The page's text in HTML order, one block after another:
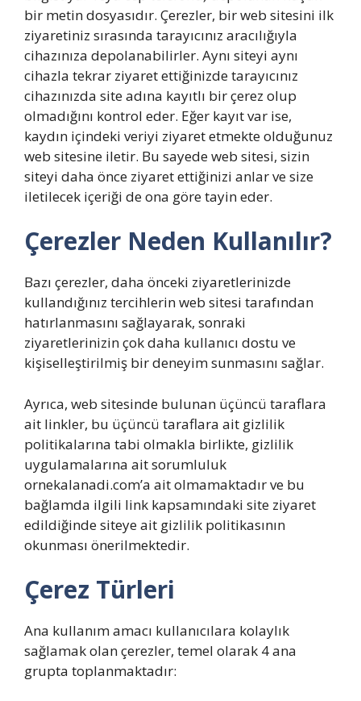
bir metin dosyasıdır. Çerezler, bir web sitesini ilk
ziyaretiniz sırasında tarayıcınız aracılığıyla
cihazınıza depolanabilirler. Aynı siteyi aynı
cihazla tekrar ziyaret ettiğinizde tarayıcınız
cihazınızda site adına kayıtlı bir çerez olup
olmadığını kontrol eder. Eğer kayıt var ise,
kaydın içindeki veriyi ziyaret etmekte olduğunuz
web sitesine iletir. Bu sayede web sitesi, sizin
siteyi daha önce ziyaret ettiğinizi anlar ve size
iletilecek içeriği de ona göre tayin eder.
Çerezler Neden Kullanılır?
Bazı çerezler, daha önceki ziyaretlerinizde
kullandığınız tercihlerin web sitesi tarafından
hatırlanmasını sağlayarak, sonraki
ziyaretlerinizin çok daha kullanıcı dostu ve
kişiselleştirilmiş bir deneyim sunmasını sağlar.
Ayrıca, web sitesinde bulunan üçüncü taraflara
ait linkler, bu üçüncü taraflara ait gizlilik
politikalarına tabi olmakla birlikte, gizlilik
uygulamalarına ait sorumluluk
ornekalanadi.com’a ait olmamaktadır ve bu
bağlamda ilgili link kapsamındaki site ziyaret
edildiğinde siteye ait gizlilik politikasının
okunması önerilmektedir.
Çerez Türleri
Ana kullanım amacı kullanıcılara kolaylık
sağlamak olan çerezler, temel olarak 4 ana
grupta toplanmaktadır: